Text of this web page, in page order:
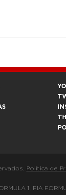
Política de
1, FIA